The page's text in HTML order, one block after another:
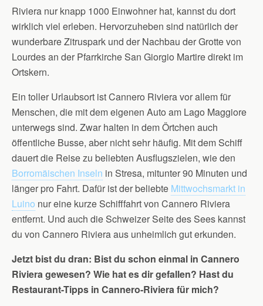
Riviera nur knapp 1000 Einwohner hat, kannst du dort
wirklich viel erleben. Hervorzuheben sind natürlich der
wunderbare Zitruspark und der Nachbau der Grotte von
Lourdes an der Pfarrkirche San Giorgio Martire direkt im
Ortskern.
Ein toller Urlaubsort ist Cannero Riviera vor allem für
Menschen, die mit dem eigenen Auto am Lago Maggiore
unterwegs sind. Zwar halten in dem Örtchen auch
öffentliche Busse, aber nicht sehr häufig. Mit dem Schiff
dauert die Reise zu beliebten Ausflugszielen, wie den
Borromäischen Inseln in Stresa, mitunter 90 Minuten und
länger pro Fahrt. Dafür ist der beliebte Mittwochsmarkt in
Luino nur eine kurze Schifffahrt von Cannero Riviera
entfernt. Und auch die Schweizer Seite des Sees kannst
du von Cannero Riviera aus unheimlich gut erkunden.
Jetzt bist du dran: Bist du schon einmal in Cannero
Riviera gewesen? Wie hat es dir gefallen? Hast du
Restaurant-Tipps in Cannero-Riviera für mich?